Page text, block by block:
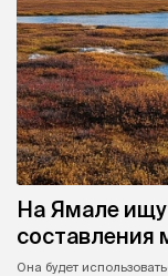
На Ямале
составления
Она будет